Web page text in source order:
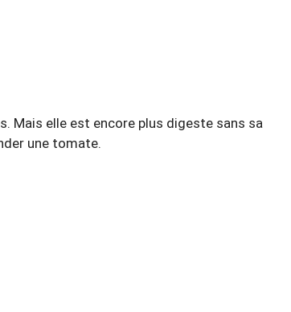
Mais elle est encore plus digeste sans sa
une tomate.